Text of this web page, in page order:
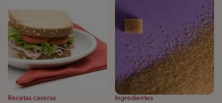
Recetas caseras Ingredientes